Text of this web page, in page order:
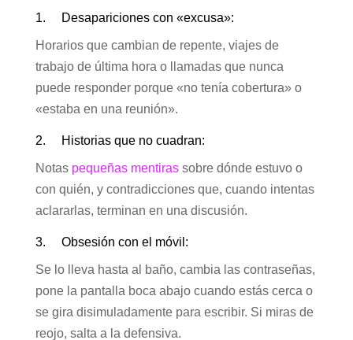
1. Desapariciones con «excusa»:
Horarios que cambian de repente, viajes de
trabajo de última hora o llamadas que nunca
puede responder porque «no tenía cobertura» o
«estaba en una reunión».
2. Historias que no cuadran:
Notas pequeñas mentirassobre dónde estuvo o
con quién, y contradicciones que, cuando intentas
aclararlas, terminan en una discusión.
3. Obsesión con el móvil:
Se lo lleva hasta al baño, cambia las contraseñas,
pone la pantalla boca abajo cuando estás cerca o
se gira disimuladamente para escribir. Si miras de
reojo, salta a la defensiva.